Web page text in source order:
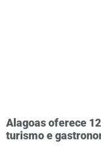
Alagoas oferece
turismo e